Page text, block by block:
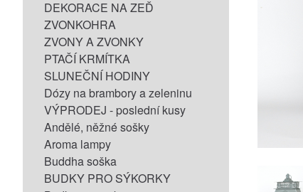
DEKORACE NA ZEĎ
ZVONKOHRA
ZVONY A ZVONKY
PTAČÍ KRMÍTKA
SLUNEČNÍ HODINY
Dózy na brambory a zeleninu
VÝPRODEJ - poslední kusy
Andělé, něžné sošky
Aroma lampy
Buddha soška
BUDKY PRO SÝKORKY